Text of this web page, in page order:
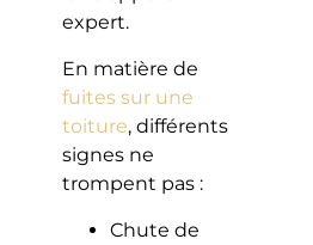
expert.
En matière de
fuites sur une
toiture, différents
signes ne
trompent pas :
Chute de